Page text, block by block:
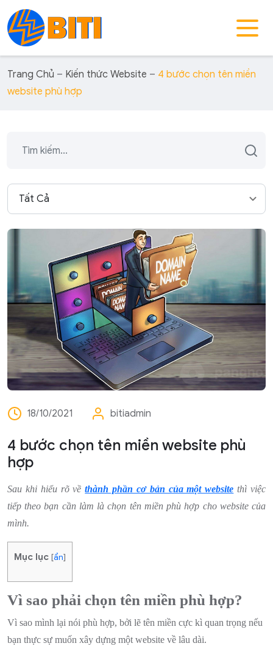
Trang Chủ – Kiến thức Website – 4 bước chọn tên miền
website phù hợp
18/10/2021 bitiadmin
4 bước chọn tên miền website phù
hợp
Sau khi hiểu rõ vềthành phần cơ bản của một website thì việc
tiếp theo bạn cần làm là chọn tên miền phù hợp cho website của
mình.
Mục lục [ẩn]
Vì sao phải chọn tên miền phù hợp?
Vì sao mình lại nói phù hợp, bởi lẽ tên miền cực kì quan trọng nếu
bạn thực sự muốn xây dựng một website về lâu dài.